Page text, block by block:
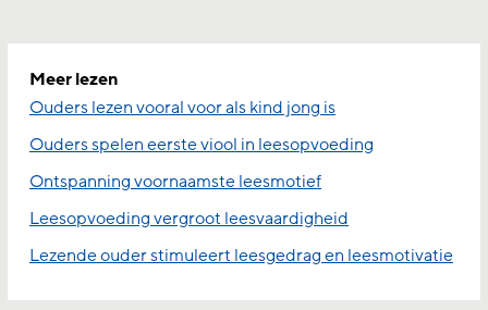
Meer lezen
Ouders lezen vooral voor als kind jong is
Ouders spelen eerste viool in leesopvoeding
Ontspanning voornaamste leesmotief
Leesopvoeding vergroot leesvaardigheid
Lezende ouder stimuleert leesgedrag en leesmotivatie